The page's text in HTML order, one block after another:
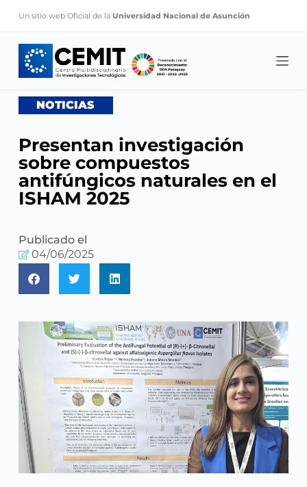
S
o
n
e
Un sitio web Oficial de la Universidad Nacional de Asunción
NOTICIAS
Presentan investigación
sobre compuestos
antifúngicos naturales en el
ISHAM 2025
Publicado el
04/06/2025